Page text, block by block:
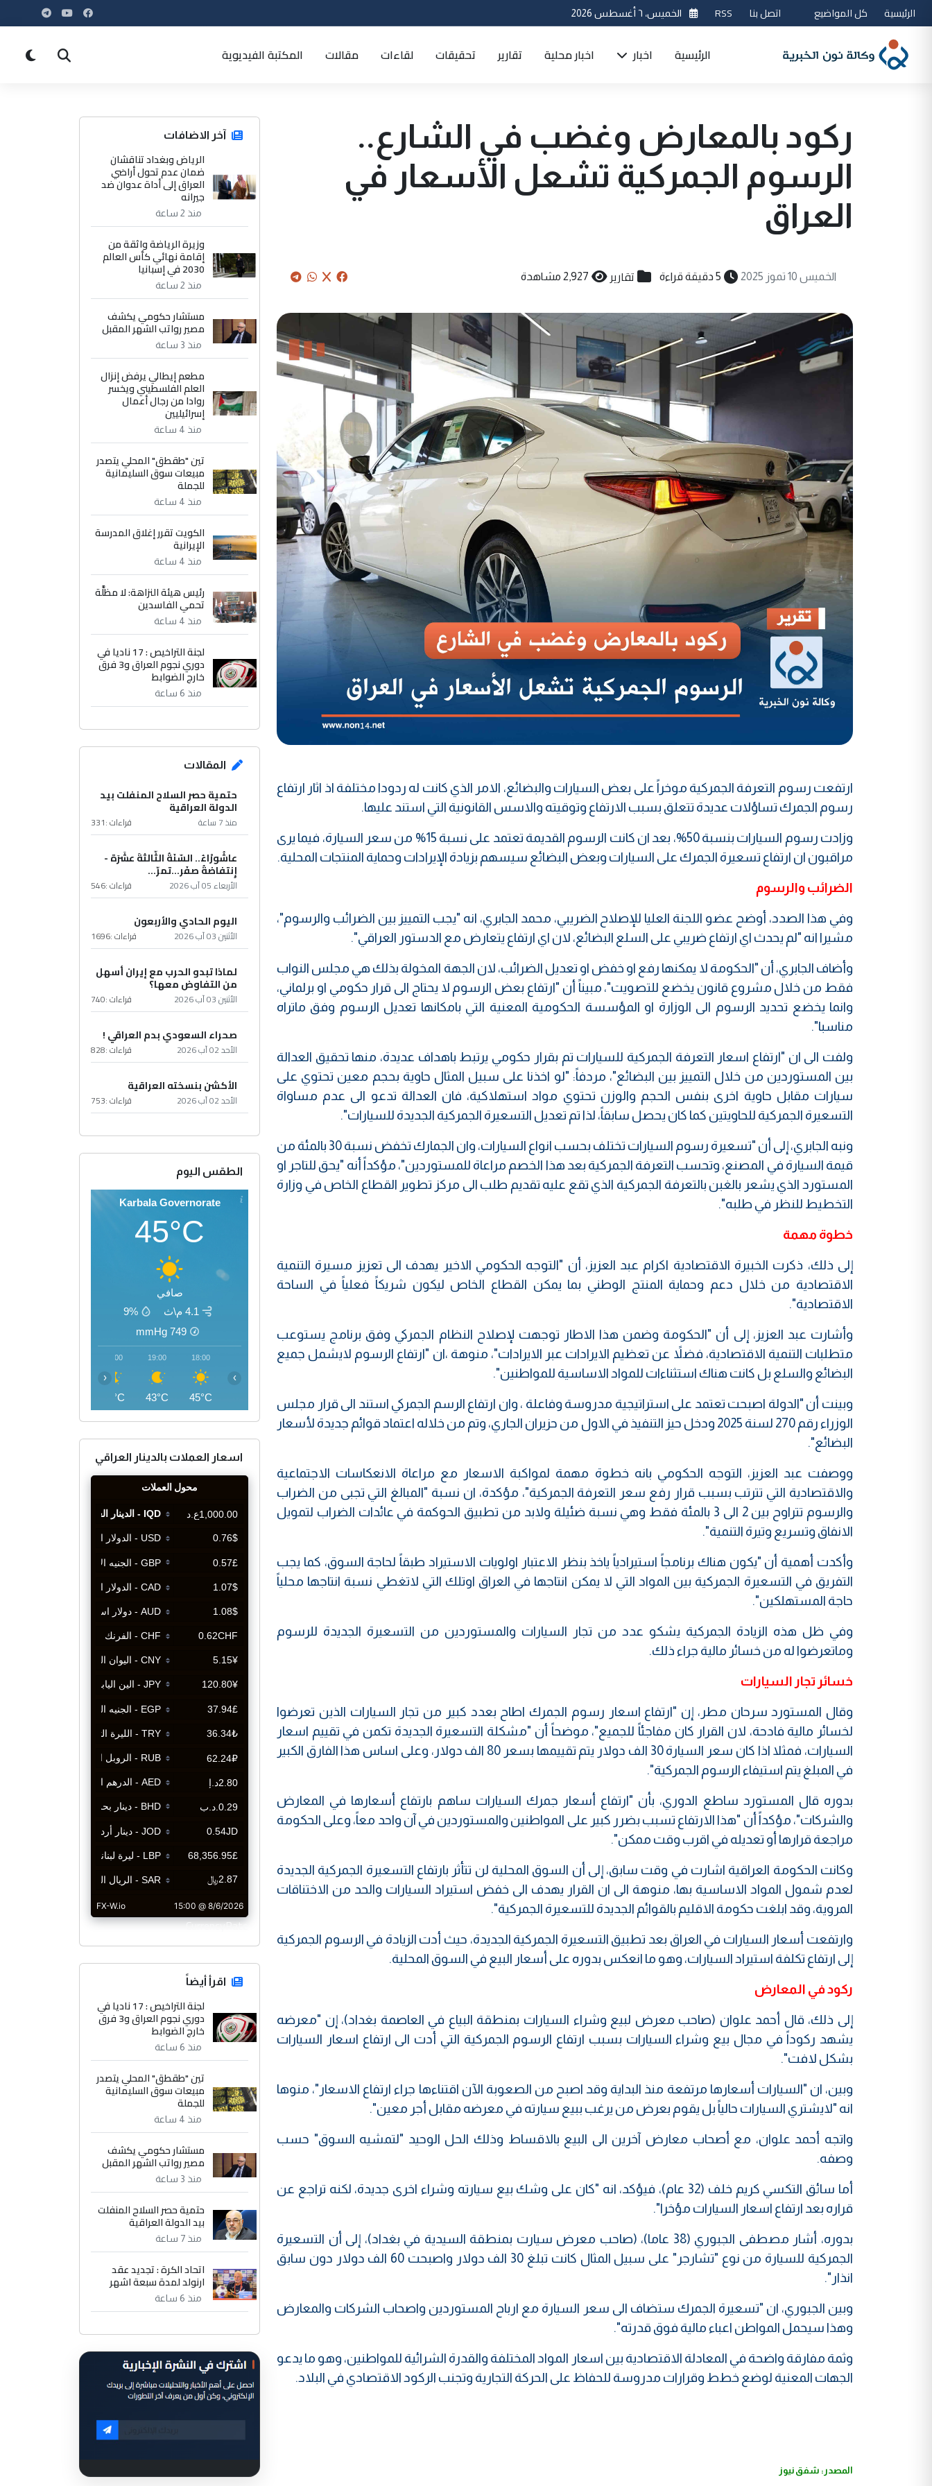
الرئيسية كل المواضيع اتصل بنا RSS الخميس، ٦ أغسطس 2026
الرئيسية اخبار اخبار محلية تقارير تحقيقات لقاءات مقالات المكتبة الفيديوية
ركود بالمعارض وغضب في الشارع..
الرسوم الجمركية تشعل الأسعار في
العراق
الخميس 10 تموز 2025 5 دقيقة قراءة تقارير 2,927 مشاهدة
ارتفعت رسوم التعرفة الجمركية موخراً على بعض السيارات والبضائع، الامر الذي كانت له ردودا مختلفة اذ اثار ارتفاع
رسوم الجمرك تساؤلات عديدة تتعلق بسبب الارتفاع وتوقيته والاسس القانونية التي استند عليها.
وزادت رسوم السيارات بنسبة 50%، بعد ان كانت الرسوم القديمة تعتمد على نسبة 15% من سعر السيارة، فيما يرى
مراقبون ان ارتفاع تسعيرة الجمرك على السيارات وبعض البضائع سيسهم بزيادة الإيرادات وحماية المنتجات المحلية.
الضرائب والرسوم
وفي هذا الصدد، أوضح عضو اللجنة العليا للإصلاح الضريبي، محمد الجابري، انه "يجب التمييز بين الضرائب والرسوم"،
مشيرا انه "لم يحدث اي ارتفاع ضريبي على السلع البضائع، لان اي ارتفاع يتعارض مع الدستور العراقي".
وأضاف الجابري، أن "الحكومة لا يمكنها رفع او خفض او تعديل الضرائب، لان الجهة المخولة بذلك هي مجلس النواب
فقط من خلال مشروع قانون يخضع للتصويت"، مبيناً أن "ارتفاع بعض الرسوم لا يحتاج الى قرار حكومي او برلماني،
وانما يخضع تحديد الرسوم الى الوزارة او المؤسسة الحكومية المعنية التي بامكانها تعديل الرسوم وفق ماتراه
مناسبا".
ولفت الى ان "ارتفاع اسعار التعرفة الجمركية للسيارات تم بقرار حكومي يرتبط باهداف عديدة، منها تحقيق العدالة
بين المستوردين من خلال التمييز بين البضائع"، مردفاً: "لو اخذنا على سبيل المثال حاوية بحجم معين تحتوي على
سيارات مقابل حاوية اخرى بنفس الحجم والوزن تحتوي مواد استهلاكية، فان العدالة تدعو الى عدم مساواة
التسعيرة الجمركية للحاويتين كما كان يحصل سابقاً، لذا تم تعديل التسعيرة الجمركية الجديدة للسيارات".
ونبه الجابري، إلى أن "تسعيرة رسوم السيارات تختلف بحسب انواع السيارات، وان الجمارك تخفض نسبة 30 بالمئة من
قيمة السيارة في المصنع، وتحسب التعرفة الجمركية بعد هذا الخصم مراعاة للمستوردين"، مؤكداً أنه "يحق للتاجر او
المستورد الذي يشعر بالغبن بالتعرفة الجمركية الذي تقع عليه تقديم طلب الى مركز تطوير القطاع الخاص في وزارة
التخطيط للنظر في طلبه".
خطوة مهمة
إلى ذلك، ذكرت الخبيرة الاقتصادية اكرام عبد العزيز، أن "التوجه الحكومي الاخير يهدف الى تعزيز مسيرة التنمية
الاقتصادية من خلال دعم وحماية المنتج الوطني بما يمكن القطاع الخاص ليكون شريكاً فعلياً في الساحة
الاقتصادية".
وأشارت عبد العزيز، إلى أن "الحكومة وضمن هذا الاطار توجهت لإصلاح النظام الجمركي وفق برنامج يستوعب
متطلبات التنمية الاقتصادية، فضلاً عن تعظيم الايرادات عبر الايرادات"، منوهة ،ان "ارتفاع الرسوم لايشمل جميع
البضائع والسلع بل كانت هناك استثناءات للمواد الاساسية للمواطنين".
وبينت أن "الدولة اصبحت تعتمد على استراتيجية مدروسة وفاعلة ، وان ارتفاع الرسم الجمركي استند الى قرار مجلس
الوزراء رقم 270 لسنة 2025 ودخل حيز التنفيذ في الاول من حزيران الجاري، وتم من خلاله اعتماد قوائم جديدة لأسعار
البضائع".
ووصفت عبد العزيز، التوجه الحكومي بانه خطوة مهمة لمواكبة الاسعار مع مراعاة الانعكاسات الاجتماعية
والاقتصادية التي تترتب بسبب قرار رفع سعر التعرفة الجمركية"، مؤكدة، ان نسبة "المبالغ التي تجبى من الضراب
والرسوم تتراوح بين 2 الى 3 بالمئة فقط وهي نسبة ضئيلة ولابد من تطبيق الحوكمة في عائدات الضراب لتمويل
الانفاق وتسريع وتيرة التنمية".
وأكدت أهمية أن "يكون هناك برنامجاً استيرادياً ياخذ بنظر الاعتبار اولويات الاستيراد طبقاً لحاجة السوق، كما يجب
التفريق في التسعيرة الجمركية بين المواد التي لا يمكن انتاجها في العراق اوتلك التي لاتغطي نسبة انتاجها محلياً
حاجة المستهلكين".
وفي ظل هذه الزيادة الجمركية يشكو عدد من تجار السيارات والمستوردين من التسعيرة الجديدة للرسوم
وماتعرضوا له من خسائر مالية جراء ذلك.
خسائر تجار السيارات
وقال المستورد سرحان مطر، إن "ارتفاع اسعار رسوم الجمرك اطاح بعدد كبير من تجار السيارات الذين تعرضوا
لخسائر مالية فادحة، لان القرار كان مفاجئاً للجميع"، موضحاً أن "مشكلة التسعيرة الجديدة تكمن في تقييم اسعار
السيارات، فمثلا اذا كان سعر السيارة 30 الف دولار يتم تقييمها بسعر 80 الف دولار، وعلى اساس هذا الفارق الكبير
في المبلغ يتم استيفاء الرسوم الجمركية".
بدوره قال المستورد ساطع الدوري، بأن "ارتفاع أسعار جمرك السيارات ساهم بارتفاع أسعارها في المعارض
والشركات"، مؤكداً أن "هذا الارتفاع تسبب بضرر كبير على المواطنين والمستوردين في آن واحد معاً، وعلى الحكومة
مراجعة قرارها أو تعديله في اقرب وقت ممكن".
وكانت الحكومة العراقية اشارت في وقت سابق، إلى أن السوق المحلية لن تتأثر بارتفاع التسعيرة الجمركية الجديدة
لعدم شمول المواد الاساسية بها، منوهة الى ان القرار يهدف الى خفض استيراد السيارات والحد من الاختناقات
المروية، وقد ابلغت حكومة الاقليم بالقوائم الجديدة للتسعيرة الجمركية".
وارتفعت أسعار السيارات في العراق بعد تطبيق التسعيرة الجمركية الجديدة، حيث أدت الزيادة في الرسوم الجمركية
إلى ارتفاع تكلفة استيراد السيارات، وهو ما انعكس بدوره على أسعار البيع في السوق المحلية.
ركود في المعارض
إلى ذلك، قال أحمد علوان (صاحب معرض لبيع وشراء السيارات بمنطقة البياع في العاصمة بغداد)، إن "معرضه
يشهد ركوداً في مجال بيع وشراء السيارات بسبب ارتفاع الرسوم الجمركية التي أدت الى ارتفاع اسعار السيارات
بشكل لافت".
وبين، ان "السيارات أسعارها مرتفعة منذ البداية وقد اصبح من الصعوبة الآن اقتناءها جراء ارتفاع الاسعار"، منوها
انه "لايشتري السيارات حالياً بل يقوم بعرض من يرغب ببيع سيارته في معرضه مقابل أجر معين".
واتجه أحمد علوان، مع أصحاب معارض آخرين الى البيع بالاقساط وذلك الحل الوحيد "لتمشيه السوق" حسب
وصفه.
أما سائق التكسي كريم خلف (32 عام)، فيؤكد، انه "كان على وشك بيع سيارته وشراء اخرى جديدة، لكنه تراجع عن
قراره بعد ارتفاع اسعار السيارات مؤخرا".
بدوره، أشار مصطفى الجبوري (38 عاما)، (صاحب معرض سيارت بمنطقة السيدية في بغداد)، إلى أن التسعيرة
الجمركية للسيارة من نوع "تشارجر" على سبيل المثال كانت تبلغ 30 الف دولار واصبحت 60 الف دولار دون سابق
انذار".
وبين الجبوري، ان "تسعيرة الجمرك ستضاف الى سعر السيارة مع ارباح المستوردين واصحاب الشركات والمعارض
وهذا سيحمل المواطن اعباء مالية فوق قدرته".
وثمة مفارقة واضحة في المعادلة الاقتصادية بين اسعار المواد المختلفة والقدرة الشرائية للمواطنين، وهو ما يدعو
الجهات المعنية لوضع خطط وقرارات مدروسة للحفاظ على الحركة التجارية وتجنب الركود الاقتصادي في البلاد.
المصدر: شفق نيوز
آخر الاضافات
الرياض وبغداد تناقشان
ضمان عدم تحول أراضي
العراق إلى أداة عدوان ضد
جيرانه
منذ 2 ساعة
وزيرة الرياضة واثقة من
إقامة نهائي كأس العالم
2030 في إسبانيا
منذ 2 ساعة
مستشار حكومي يكشف
مصير رواتب الشهر المقبل
منذ 3 ساعة
مطعم إيطالي يرفض إنزال
العلم الفلسطيني ويخسر
روادا من رجال أعمال
إسرائيليين
منذ 4 ساعة
تين "طقطق" المحلي يتصدر
مبيعات سوق السليمانية
للجملة
منذ 4 ساعة
الكويت تقرر إغلاق المدرسة
الإيرانية
منذ 4 ساعة
رئيس هيئة النزاهة: لا مظلَّة
تحمي الفاسدين
منذ 4 ساعة
لجنة التراخيص : 17 ناديا في
دوري نجوم العراق و3 فرق
خارج الضوابط
منذ 6 ساعة
المقالات
حتمية حصر السلاح المنفلت بيد
الدولة العراقية
منذ 7 ساعة قراءات :331
عاشُورْاءُ.. السّنَةُ الثّالثةَ عشَرَة -
إِنتفاضةُ صفَر…تمرّ...
الأربعاء 05 آب 2026 قراءات :546
اليوم الحادي والأربعون
الأثنين 03 آب 2026 قراءات :1696
لماذا تبدو الحرب مع إيران أسهل
من التفاوض معها؟
الأثنين 03 آب 2026 قراءات :740
صحراء السعودي بدم العراقي !
الأحد 02 آب 2026 قراءات :828
الأكشن بنسخته العراقية
الأحد 02 آب 2026 قراءات :753
الطقس اليوم
Karbala Governorate
45°C
صافي
4.1 م\ث
9%
749
mmHg
18:00
45°C
19:00
43°C
20:00
41°C
‹ ›
اسعار العملات بالدينار العراقي
CurrencyRate
اقرأ أيضاً
لجنة التراخيص : 17 ناديا في
دوري نجوم العراق و3 فرق
خارج الضوابط
منذ 6 ساعة
تين "طقطق" المحلي يتصدر
مبيعات سوق السليمانية
للجملة
منذ 4 ساعة
مستشار حكومي يكشف
مصير رواتب الشهر المقبل
منذ 3 ساعة
حتمية حصر السلاح المنفلت
بيد الدولة العراقية
منذ 7 ساعة
اتحاد الكرة : تجديد عقد
ارنولد لمدة سبعة اشهر
منذ 6 ساعة